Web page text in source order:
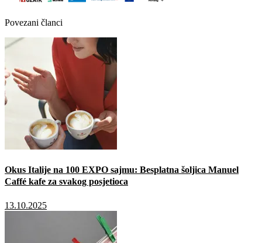
Povezani članci
Okus Italije na 100 EXPO sajmu: Besplatna šoljica Manuel
Caffé kafe za svakog posjetioca
13.10.2025